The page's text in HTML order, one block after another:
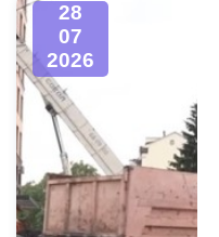
28
07
2026